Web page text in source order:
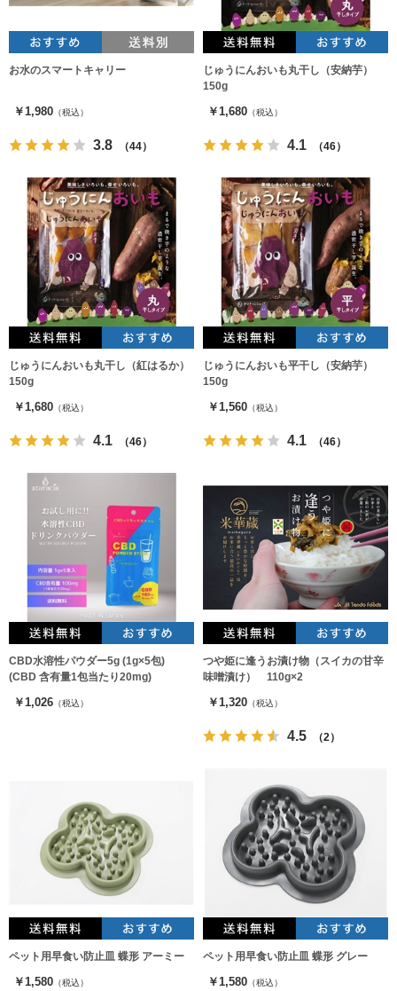
お水のスマートキャリー
￥1,980 （税込）
3.8 （44）
じゅうにんおいも丸干し（安納芋）
150g
￥1,680 （税込）
4.1 （46）
じゅうにんおいも丸干し（紅はるか）
150g
￥1,680 （税込）
4.1 （46）
じゅうにんおいも平干し（安納芋）
150g
￥1,560 （税込）
4.1 （46）
CBD水溶性パウダー5g (1g×5包)
(CBD 含有量1包当たり20mg)
￥1,026 （税込）
つや姫に逢うお漬け物（スイカの甘辛
味噌漬け） 110g×2
￥1,320 （税込）
4.5 （2）
ペット用早食い防止皿 蝶形 アーミー
￥1,580 （税込）
ペット用早食い防止皿 蝶形 グレー
￥1,580 （税込）